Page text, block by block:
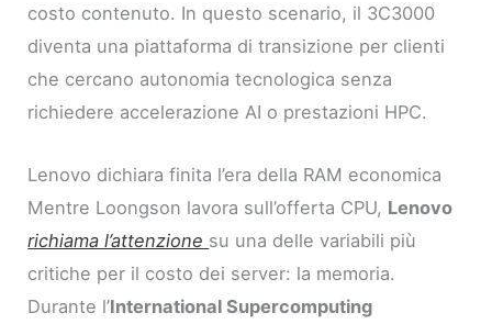
costo contenuto. In questo scenario, il 3C3000
diventa una piattaforma di transizione per clienti
che cercano autonomia tecnologica senza
richiedere accelerazione AI o prestazioni HPC.
Lenovo dichiara finita l’era della RAM economica
Mentre Loongson lavora sull’offerta CPU, Lenovo
richiama l’attenzione su una delle variabili più
critiche per il costo dei server: la memoria.
Durante l’International Supercomputing